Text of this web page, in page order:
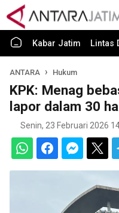
Kabar Jatim Lintas
ANTARA Hukum
KPK: Menag
lapor dalam 30
Senin, 23 Februari 2026